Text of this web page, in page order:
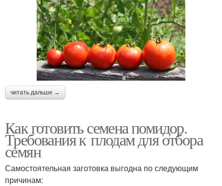
читать дальше →
Как готовить семена помидор.
Требования к плодам для отбора
семян
Самостоятельная заготовка выгодна по следующим
причинам: